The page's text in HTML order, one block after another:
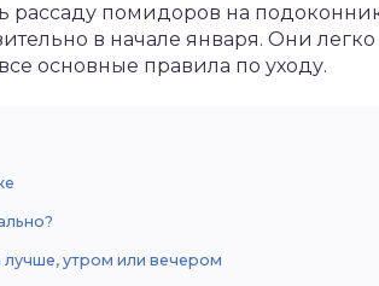
рассаду помидоров на
в начале января. Они легко
основные правила по уходу.
лучше, утром или вечером